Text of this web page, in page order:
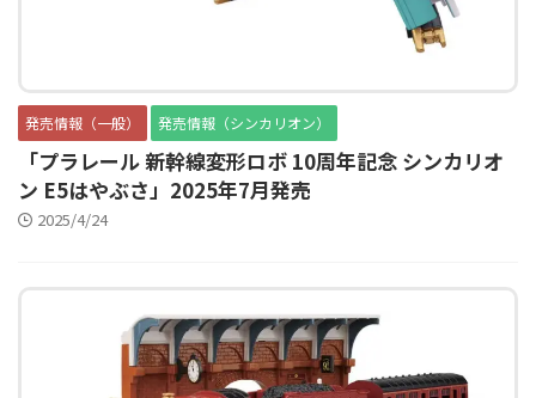
発売情報（一般） 発売情報（シンカリオン）
「プラレール 新幹線変形ロボ 10周年記念 シンカリオ
ン E5はやぶさ」2025年7月発売
2025/4/24